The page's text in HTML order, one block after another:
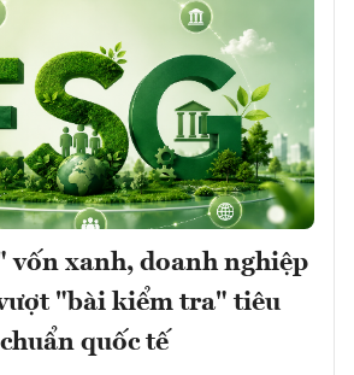
xanh, doanh nghiệp
"bài kiểm tra" tiêu
chuẩn quốc tế